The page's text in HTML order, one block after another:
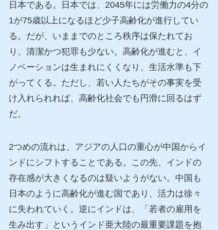
日本である。日本では、2045年には労働力の4分の
1が75歳以上になるほど少子高齢化が進行してい
る。だが、いままでのところ秩序は保たれてお
り、清潔かつ犯罪も少ない。高齢化が進むと、イ
ノベーションは生まれにくくなり、生活水準も下
がってくる。ただし、若い人たちがその事実を受
け入れられれば、高齢化社会でも円滑に回るはず
だ。
2つめの流れは、アジアの人口の重心が中国からイ
ンドにシフトすることである。この先、インドの
存在感が大きくなるのは疑いようがない。中国も
日本のように高齢化が進む国であり、活力は徐々
に失われていく。逆にインドは、「若者の雇用を
生み出す」というインド亜大陸の最重要課題を抱